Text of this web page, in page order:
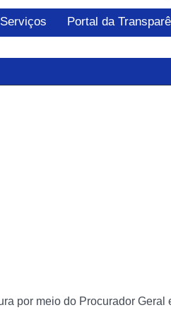
Portal da
por meio do Procurador Geral